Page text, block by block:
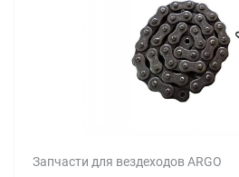
Запчасти для вездеходов ARGO